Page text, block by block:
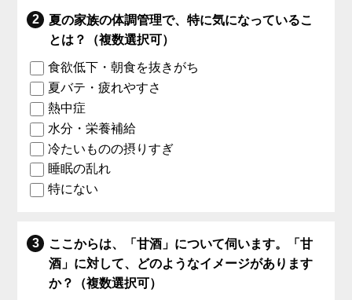
夏の家族の体調管理で、特に気になっているこ
とは？（複数選択可）
食欲低下・朝食を抜きがち
夏バテ・疲れやすさ
熱中症
水分・栄養補給
冷たいものの摂りすぎ
睡眠の乱れ
特にない
ここからは、「甘酒」について伺います。「甘
酒」に対して、どのようなイメージがあります
か？（複数選択可）